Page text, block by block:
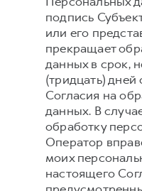
подпись
или его
прекращает
данных в срок,
(тридцать)
Согласия на
данных. В
обработку
Оператор
моих
настоящего